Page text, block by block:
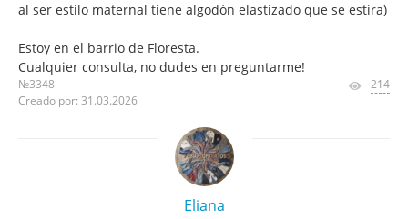
al ser estilo maternal tiene algodón elastizado que se estira)
Estoy en el barrio de Floresta.
Cualquier consulta, no dudes en preguntarme!
№3348
Creado por: 31.03.2026
214
Eliana